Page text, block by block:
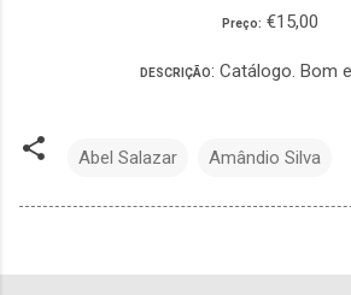
Preço: €15,00
DESCRIÇÃO: Catálogo. Bom
Abel Salazar Amândio Silva